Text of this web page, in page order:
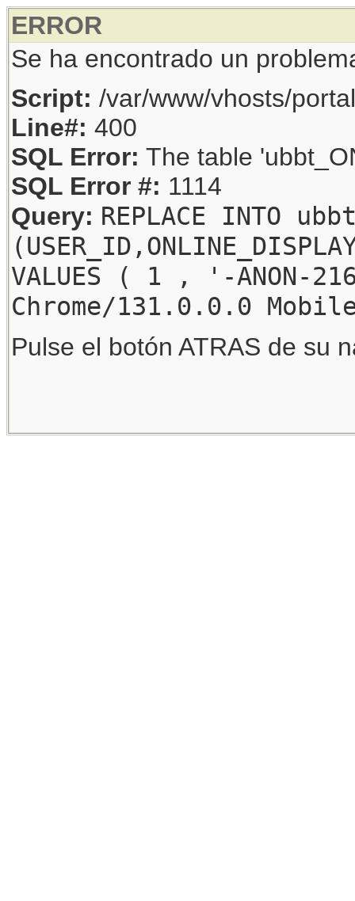
ERROR
Se ha encontrado un
Script: /var/www/vhosts/
Line#: 400
SQL Error: The table
SQL Error #: 1114
Query: REPLACE INTO
VALUES ( 1 , '-
Chrome/131.0.0.0
Pulse el botón ATRAS de su